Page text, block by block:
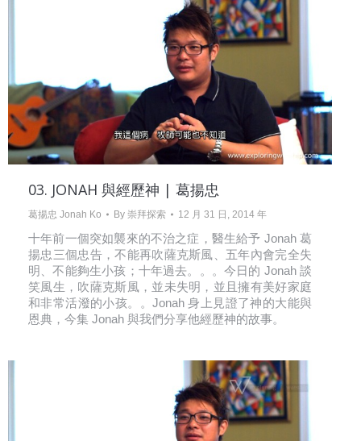
03. JONAH 與經歷神 | 葛揚忠
葛揚忠 Jonah Ko By 崇拜探索 12 月 31 日, 2014 年
十年前一個突如襲來的不治之症，醫生給予 Jonah 葛
揚忠三個忠告，不能再吹薩克斯風、五年內會完全失
明、不能夠生小孩；十年過去。。。今日的 Jonah 談
笑風生，吹薩克斯風，並未失明，並且擁有美好家庭
和非常活潑的小孩。。Jonah 身上見證了神的大能與
恩典，今集 Jonah 與我們分享他經歷神的故事。